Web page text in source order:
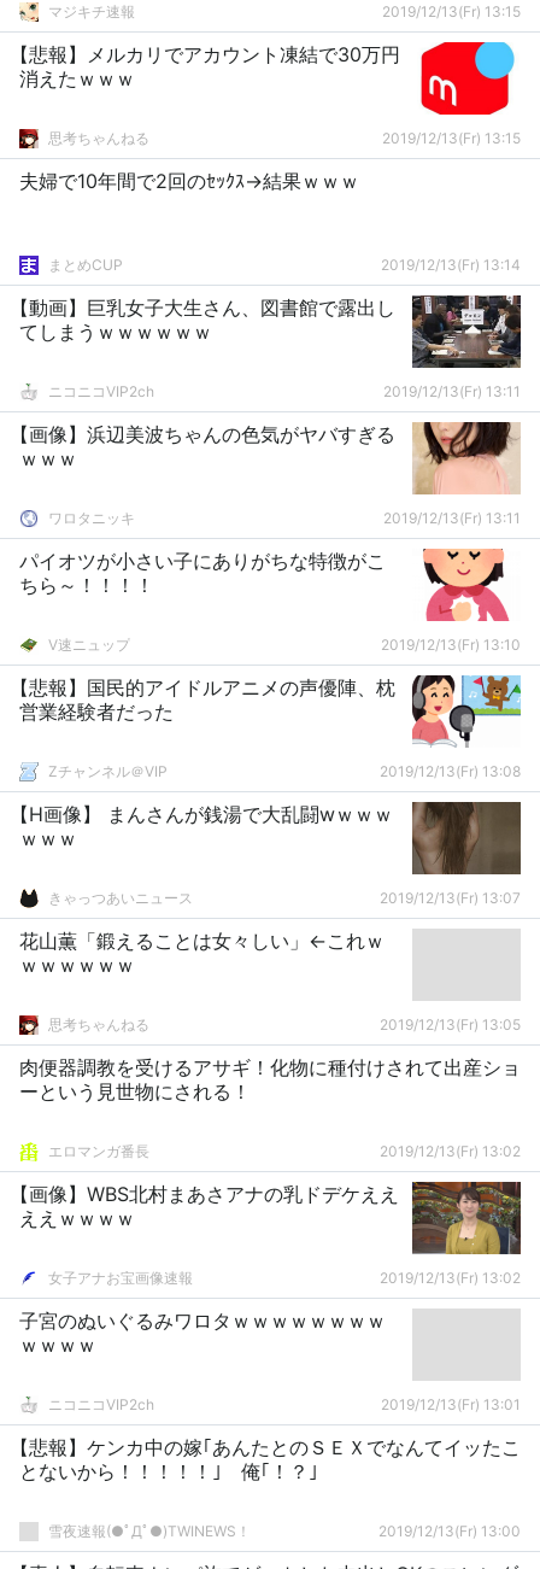
マジキチ速報 2019/12/13(Fr) 13:15
【悲報】メルカリでアカウント凍結で30万円
消えたｗｗｗ
思考ちゃんねる 2019/12/13(Fr) 13:15
夫婦で10年間で2回のｾｯｸｽ→結果ｗｗｗ
まとめCUP 2019/12/13(Fr) 13:14
【動画】巨乳女子大生さん、図書館で露出し
てしまうｗｗｗｗｗｗ
ニコニコVIP2ch 2019/12/13(Fr) 13:11
【画像】浜辺美波ちゃんの色気がヤバすぎる
ｗｗｗ
ワロタニッキ 2019/12/13(Fr) 13:11
パイオツが小さい子にありがちな特徴がこ
ちら～！！！！
V速ニュップ 2019/12/13(Fr) 13:10
【悲報】国民的アイドルアニメの声優陣、枕
営業経験者だった
Zチャンネル＠VIP 2019/12/13(Fr) 13:08
【H画像】 まんさんが銭湯で大乱闘wｗｗｗ
ｗｗｗ
きゃっつあいニュース 2019/12/13(Fr) 13:07
花山薫「鍛えることは女々しい」←これｗ
ｗｗｗｗｗｗ
思考ちゃんねる 2019/12/13(Fr) 13:05
肉便器調教を受けるアサギ！化物に種付けされて出産ショ
ーという見世物にされる！
エロマンガ番長 2019/12/13(Fr) 13:02
【画像】WBS北村まあさアナの乳ドデケええ
ええｗｗｗｗ
女子アナお宝画像速報 2019/12/13(Fr) 13:02
子宮のぬいぐるみワロタｗｗｗｗｗｗｗｗ
ｗｗｗｗ
ニコニコVIP2ch 2019/12/13(Fr) 13:01
【悲報】ケンカ中の嫁｢あんたとのＳＥＸでなんてイッたこ
とないから！！！！！｣ 俺｢！？｣
雪夜速報(●ﾟДﾟ●)TWINEWS！ 2019/12/13(Fr) 13:00